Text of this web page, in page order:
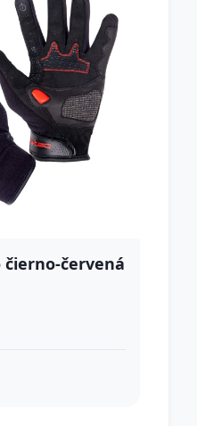
čierno-červená